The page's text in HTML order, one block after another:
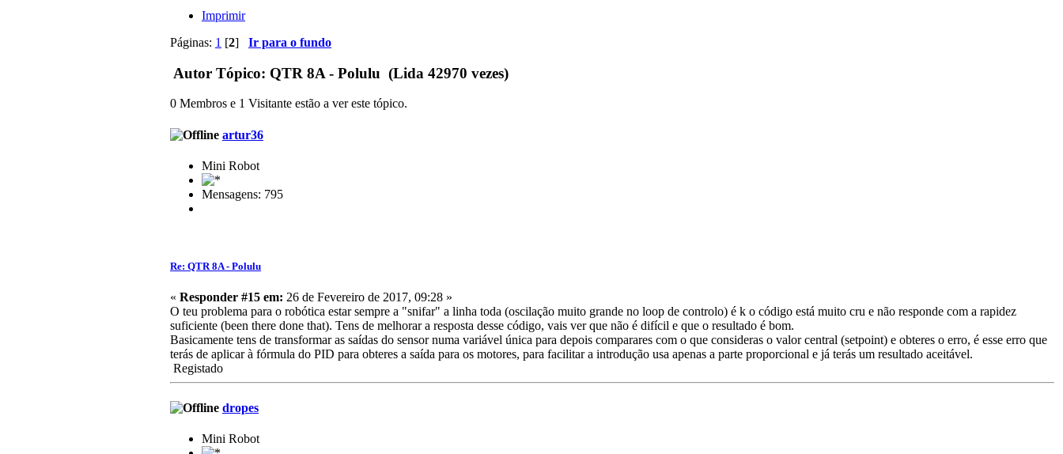
Imprimir
Páginas: 1 [2] Ir para o fundo
Autor Tópico: QTR 8A - Polulu (Lida 42970 vezes)
0 Membros e 1 Visitante estão a ver este tópico.
artur36
Mini Robot
Mensagens: 795
Re: QTR 8A - Polulu
« Responder #15 em: 26 de Fevereiro de 2017, 09:28 »
O teu problema para o robótica estar sempre a "snifar" a linha toda (oscilação muito grande no loop de controlo) é k o código está muito cru e não responde com a rapidez
suficiente (been there done that). Tens de melhorar a resposta desse código, vais ver que não é difícil e que o resultado é bom.
Basicamente tens de transformar as saídas do sensor numa variável única para depois comparares com o que consideras o valor central (setpoint) e obteres o erro, é esse erro que
terás de aplicar à fórmula do PID para obteres a saída para os motores, para facilitar a introdução usa apenas a parte proporcional e já terás um resultado aceitável.
Registado
dropes
Mini Robot